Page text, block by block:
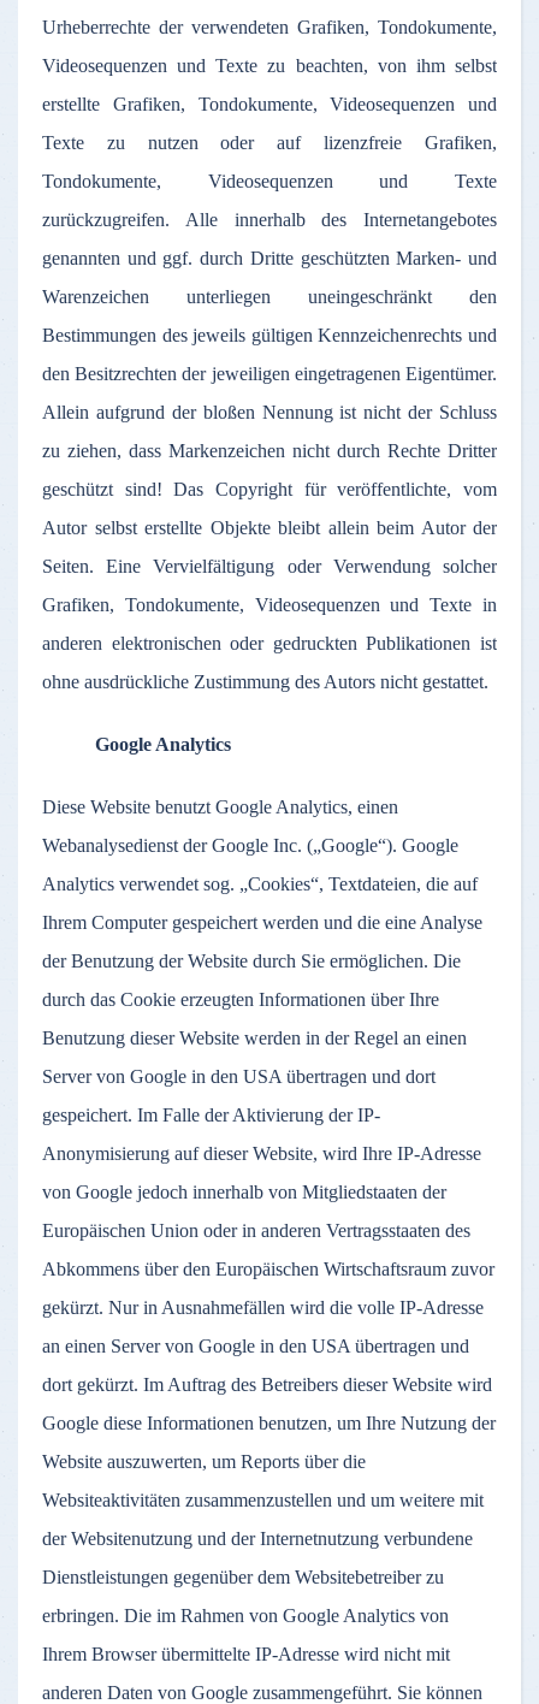
Urheberrechte der verwendeten Grafiken, Tondokumente,
Videosequenzen und Texte zu beachten, von ihm selbst
erstellte Grafiken, Tondokumente, Videosequenzen und
Texte zu nutzen oder auf lizenzfreie Grafiken,
Tondokumente, Videosequenzen und Texte
zurückzugreifen. Alle innerhalb des Internetangebotes
genannten und ggf. durch Dritte geschützten Marken- und
Warenzeichen unterliegen uneingeschränkt den
Bestimmungen des jeweils gültigen Kennzeichenrechts und
den Besitzrechten der jeweiligen eingetragenen Eigentümer.
Allein aufgrund der bloßen Nennung ist nicht der Schluss
zu ziehen, dass Markenzeichen nicht durch Rechte Dritter
geschützt sind! Das Copyright für veröffentlichte, vom
Autor selbst erstellte Objekte bleibt allein beim Autor der
Seiten. Eine Vervielfältigung oder Verwendung solcher
Grafiken, Tondokumente, Videosequenzen und Texte in
anderen elektronischen oder gedruckten Publikationen ist
ohne ausdrückliche Zustimmung des Autors nicht gestattet.
Google Analytics
Diese Website benutzt Google Analytics, einen
Webanalysedienst der Google Inc. („Google“). Google
Analytics verwendet sog. „Cookies“, Textdateien, die auf
Ihrem Computer gespeichert werden und die eine Analyse
der Benutzung der Website durch Sie ermöglichen. Die
durch das Cookie erzeugten Informationen über Ihre
Benutzung dieser Website werden in der Regel an einen
Server von Google in den USA übertragen und dort
gespeichert. Im Falle der Aktivierung der IP-
Anonymisierung auf dieser Website, wird Ihre IP-Adresse
von Google jedoch innerhalb von Mitgliedstaaten der
Europäischen Union oder in anderen Vertragsstaaten des
Abkommens über den Europäischen Wirtschaftsraum zuvor
gekürzt. Nur in Ausnahmefällen wird die volle IP-Adresse
an einen Server von Google in den USA übertragen und
dort gekürzt. Im Auftrag des Betreibers dieser Website wird
Google diese Informationen benutzen, um Ihre Nutzung der
Website auszuwerten, um Reports über die
Websiteaktivitäten zusammenzustellen und um weitere mit
der Websitenutzung und der Internetnutzung verbundene
Dienstleistungen gegenüber dem Websitebetreiber zu
erbringen. Die im Rahmen von Google Analytics von
Ihrem Browser übermittelte IP-Adresse wird nicht mit
anderen Daten von Google zusammengeführt. Sie können